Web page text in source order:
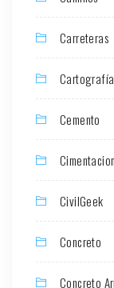
Carreteras
Cartografía
Cemento
CivilGeek
Concreto
Concreto